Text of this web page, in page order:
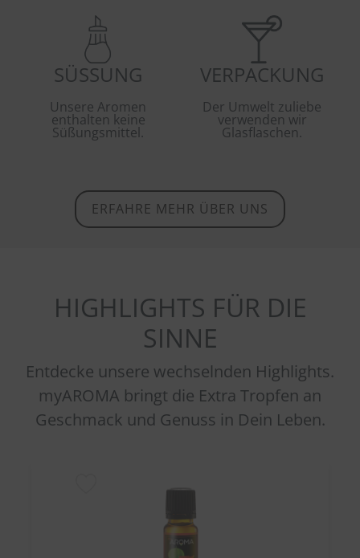
SÜSSUNG
Unsere Aromen
enthalten keine
Süßungsmittel.
VERPACKUNG
Der Umwelt zuliebe
verwenden wir
Glasflaschen.
ERFAHRE MEHR ÜBER UNS
HIGHLIGHTS FÜR DIE
SINNE
Entdecke unsere wechselnden Highlights.
myAROMA bringt die Extra Tropfen an
Geschmack und Genuss in Dein Leben.